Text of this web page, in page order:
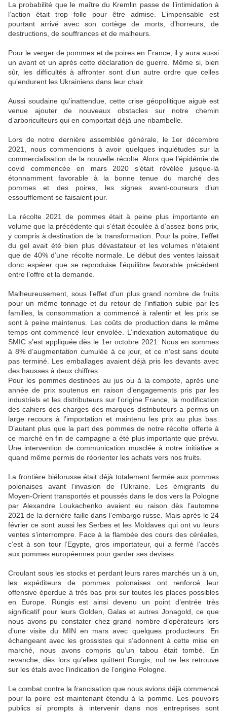
La probabilité que le maître du Kremlin passe de l’intimidation à
l’action était trop folle pour être admise. L’impensable est
pourtant arrivé avec son cortège de morts, d’horreurs, de
destructions, de souffrances et de malheurs.
Pour le verger de pommes et de poires en France, il y aura aussi
un avant et un après cette déclaration de guerre. Même si, bien
sûr, les difficultés à affronter sont d’un autre ordre que celles
qu’endurent les Ukrainiens dans leur chair.
Aussi soudaine qu’inattendue, cette crise géopolitique aiguë est
venue ajouter de nouveaux obstacles sur notre chemin
d’arboriculteurs qui en comportait déjà une ribambelle.
Lors de notre dernière assemblée générale, le 1er décembre
2021, nous commencions à avoir quelques inquiétudes sur la
commercialisation de la nouvelle récolte. Alors que l’épidémie de
covid commencée en mars 2020 s’était révélée jusque-là
étonnamment favorable à la bonne tenue du marché des
pommes et des poires, les signes avant-coureurs d’un
essoufflement se faisaient jour.
La récolte 2021 de pommes était à peine plus importante en
volume que la précédente qui s’était écoulée à d’assez bons prix,
y compris à destination de la transformation. Pour la poire, l’effet
du gel avait été bien plus dévastateur et les volumes n’étaient
que de 40% d’une récolte normale. Le début des ventes laissait
donc espérer que se reproduise l’équilibre favorable précédent
entre l’offre et la demande.
Malheureusement, sous l’effet d’un plus grand nombre de fruits
pour un même tonnage et du retour de l’inflation subie par les
familles, la consommation a commencé à ralentir et les prix se
sont à peine maintenus. Les coûts de production dans le même
temps ont commencé leur envolée. L’indexation automatique du
SMIC s’est appliquée dès le 1er octobre 2021. Nous en sommes
à 8% d’augmentation cumulée à ce jour, et ce n’est sans doute
pas terminé. Les emballages avaient déjà pris les devants avec
des hausses à deux chiffres.
Pour les pommes destinées au jus ou à la compote, après une
année de prix soutenus en raison d’engagements pris par les
industriels et les distributeurs sur l’origine France, la modification
des cahiers des charges des marques distributeurs a permis un
large recours à l’importation et maintenu les prix au plus bas.
D’autant plus que la part des pommes de notre récolte offerte à
ce marché en fin de campagne a été plus importante que prévu.
Une intervention de communication musclée à notre initiative a
quand même permis de réorienter les achats vers nos fruits.
La frontière biélorusse était déjà totalement fermée aux pommes
polonaises avant l’invasion de l’Ukraine. Les émigrants du
Moyen-Orient transportés et poussés dans le dos vers la Pologne
par Alexandre Loukachenko avaient eu raison dès l’automne
2021 de la dernière faille dans l’embargo russe. Mais après le 24
février ce sont aussi les Serbes et les Moldaves qui ont vu leurs
ventes s’interrompre. Face à la flambée des cours des céréales,
c’est à son tour l’Egypte, gros importateur, qui a fermé l’accès
aux pommes européennes pour garder ses devises.
Croulant sous les stocks et perdant leurs rares marchés un à un,
les expéditeurs de pommes polonaises ont renforcé leur
offensive éperdue à très bas prix sur toutes les places possibles
en Europe. Rungis est ainsi devenu un point d’entrée très
significatif pour leurs Golden, Galas et autres Jonagold, ce que
nous avons pu constater chez grand nombre d’opérateurs lors
d’une visite du MIN en mars avec quelques producteurs. En
échangeant avec les grossistes qui s’adonnent à cette mise en
marché, nous avons compris qu’un tabou était tombé. En
revanche, dès lors qu’elles quittent Rungis, nul ne les retrouve
sur les étals avec l’indication de l’origine Pologne.
Le combat contre la francisation que nous avions déjà commencé
pour la poire est maintenant étendu à la pomme. Les pouvoirs
publics si prompts à intervenir dans nos entreprises sont